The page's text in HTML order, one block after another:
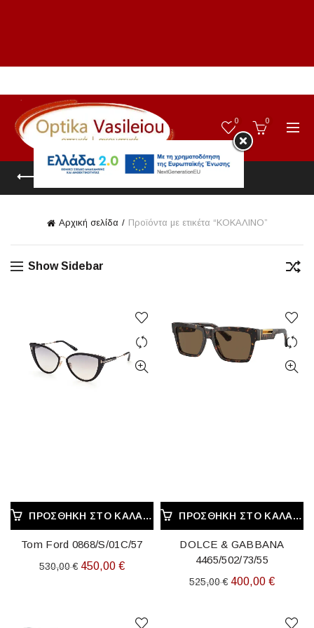
0 0
CATEGORIES
Αρχική σελίδα Προϊόντα με ετικέτα “ΚΟΚΑΛΙΝΟ”
Show Sidebar
ΠΡΟΣΘΉΚΗ ΣΤΟ ΚΑΛΆΘΙ
Tom Ford 0868/S/01C/57
530,00€ Original
450,00 €Η
είναι:
ΠΡΟΣΘΉΚΗ ΣΤΟ ΚΑΛΆΘΙ
DOLCE & GABBANA
4465/502/73/55
525,00€ Original
400,00 €Η
τιμή